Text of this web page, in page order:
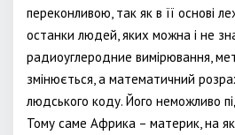
переконливою, так як в її основі
останки людей, яких можна і не
радиоуглеродние вимірювання,
змінюється, а математичний
людського коду. Його неможливо
Тому саме Африка – материк, на